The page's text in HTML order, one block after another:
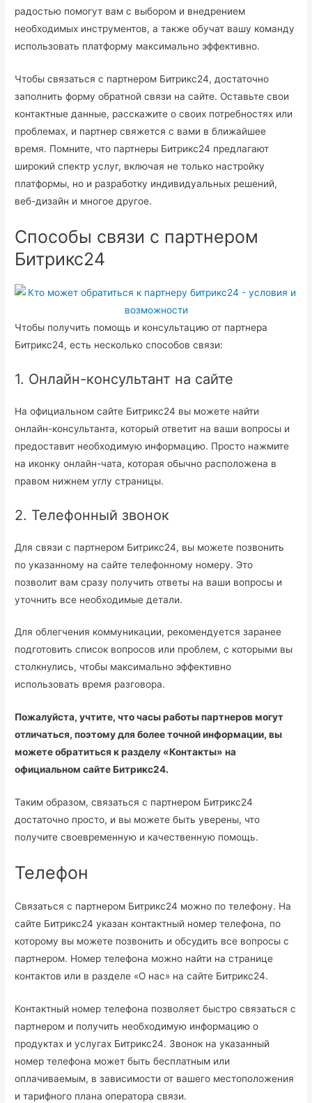
радостью помогут вам с выбором и внедрением
необходимых инструментов, а также обучат вашу команду
использовать платформу максимально эффективно.
Чтобы связаться с партнером Битрикс24, достаточно
заполнить форму обратной связи на сайте. Оставьте свои
контактные данные, расскажите о своих потребностях или
проблемах, и партнер свяжется с вами в ближайшее
время. Помните, что партнеры Битрикс24 предлагают
широкий спектр услуг, включая не только настройку
платформы, но и разработку индивидуальных решений,
веб-дизайн и многое другое.
Способы связи с партнером
Битрикс24
Чтобы получить помощь и консультацию от партнера
Битрикс24, есть несколько способов связи:
1. Онлайн-консультант на сайте
На официальном сайте Битрикс24 вы можете найти
онлайн-консультанта, который ответит на ваши вопросы и
предоставит необходимую информацию. Просто нажмите
на иконку онлайн-чата, которая обычно расположена в
правом нижнем углу страницы.
2. Телефонный звонок
Для связи с партнером Битрикс24, вы можете позвонить
по указанному на сайте телефонному номеру. Это
позволит вам сразу получить ответы на ваши вопросы и
уточнить все необходимые детали.
Для облегчения коммуникации, рекомендуется заранее
подготовить список вопросов или проблем, с которыми вы
столкнулись, чтобы максимально эффективно
использовать время разговора.
Пожалуйста, учтите, что часы работы партнеров могут
отличаться, поэтому для более точной информации, вы
можете обратиться к разделу «Контакты» на
официальном сайте Битрикс24.
Таким образом, связаться с партнером Битрикс24
достаточно просто, и вы можете быть уверены, что
получите своевременную и качественную помощь.
Телефон
Связаться с партнером Битрикс24 можно по телефону. На
сайте Битрикс24 указан контактный номер телефона, по
которому вы можете позвонить и обсудить все вопросы с
партнером. Номер телефона можно найти на странице
контактов или в разделе «О нас» на сайте Битрикс24.
Контактный номер телефона позволяет быстро связаться с
партнером и получить необходимую информацию о
продуктах и услугах Битрикс24. Звонок на указанный
номер телефона может быть бесплатным или
оплачиваемым, в зависимости от вашего местоположения
и тарифного плана оператора связи.